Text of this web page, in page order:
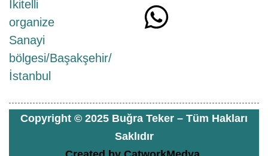
İkitelli
organize
Sanayi
bölgesi/Başakşehir/
İstanbul
Copyright © 2025 Buğra Teker – Tüm Hakları
Saklıdır